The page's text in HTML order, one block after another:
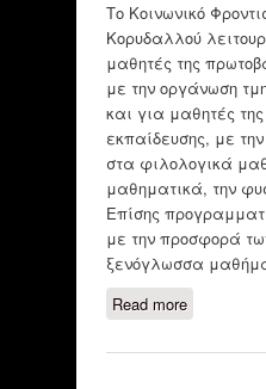
Το Κοινωνικό
Κορυδαλλού
μαθητές της
με την οργάνωση
και για μαθητές
εκπαίδευσης, με
στα φιλολογικά
μαθηματικά, την
Επίσης
με την προσφορά
ξενόγλωσσα
Read moreabout